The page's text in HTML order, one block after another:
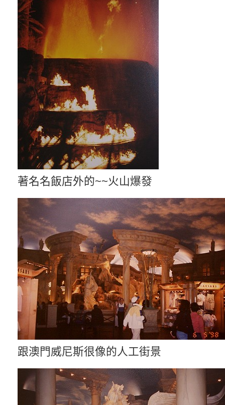
著名名飯店外的~~火山爆發
跟澳門威尼斯很像的人工街景